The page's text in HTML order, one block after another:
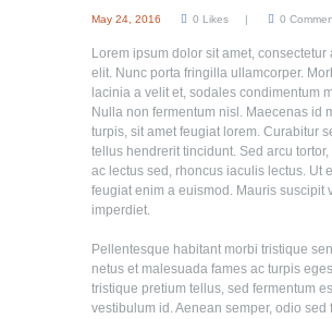
May 24, 2016 0 Likes 0
Lorem ipsum dolor sit amet, consectetur
elit. Nunc porta fringilla ullamcorper.
lacinia a velit et, sodales condimentum
Nulla non fermentum nisl. Maecenas id
turpis, sit amet feugiat lorem. Curabitur
tellus hendrerit tincidunt. Sed arcu
ac lectus sed, rhoncus iaculis lectus. Ut
feugiat enim a euismod. Mauris suscipit
imperdiet.
Pellentesque habitant morbi tristique
netus et malesuada fames ac turpis
tristique pretium tellus, sed fermentum
vestibulum id. Aenean semper, odio sed